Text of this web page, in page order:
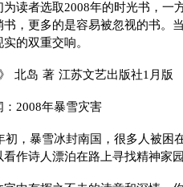
为读者选取2008年的时光书，一
书，更多的是容易被忽视的书。
的双重交响。
北岛 著 江苏文艺出版社1月版
：2008年暴雪灾害
初，暴雪冰封南国，很多人被困
作诗人漂泊在路上寻找精神家